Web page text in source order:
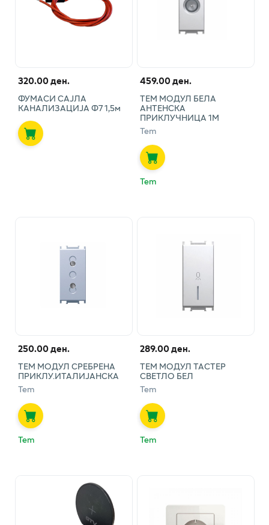
320.00 ден.
ФУМАСИ САЈЛА
КАНАЛИЗАЦИЈА Ф7 1,5м
459.00 ден.
ТЕМ МОДУЛ БЕЛА
АНТЕНСКА
ПРИКЛУЧНИЦА 1М
Tem
Tem
250.00 ден.
ТЕМ МОДУЛ СРЕБРЕНА
ПРИКЛУ.ИТАЛИЈАНСКА
Tem
Tem
289.00 ден.
ТЕМ МОДУЛ ТАСТЕР
СВЕТЛО БЕЛ
Tem
Tem